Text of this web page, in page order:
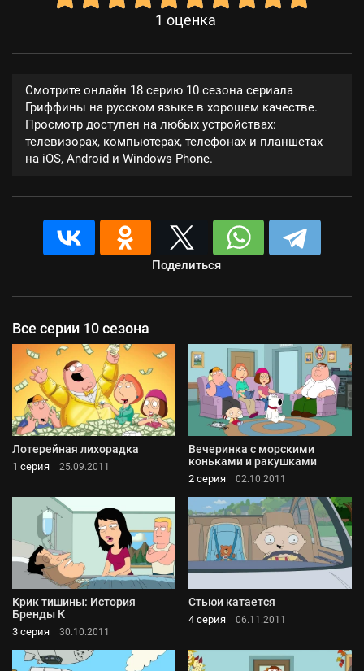
1 оценка
Смотрите онлайн 18 серию 10 сезона сериала
Гриффины на русском языке в хорошем качестве.
Просмотр доступен на любых устройствах:
телевизорах, компьютерах, телефонах и планшетах
на iOS, Android и Windows Phone.
Поделиться
Все серии 10 сезона
Лотерейная лихорадка
1 серия 25.09.2011
Вечеринка с морскими
коньками и ракушками
2 серия 02.10.2011
Крик тишины: История
Бренды К
3 серия 30.10.2011
Стьюи катается
4 серия 06.11.2011